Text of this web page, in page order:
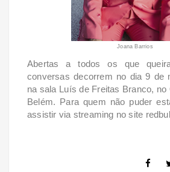
Joana Barrios
Abertas a todos os que
conversas decorrem no dia 9 de
na sala Luís de Freitas Branco, no
Belém. Para quem não puder
assistir via streaming no site